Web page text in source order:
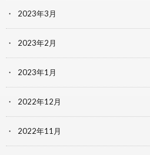
2023年3月
2023年2月
2023年1月
2022年12月
2022年11月